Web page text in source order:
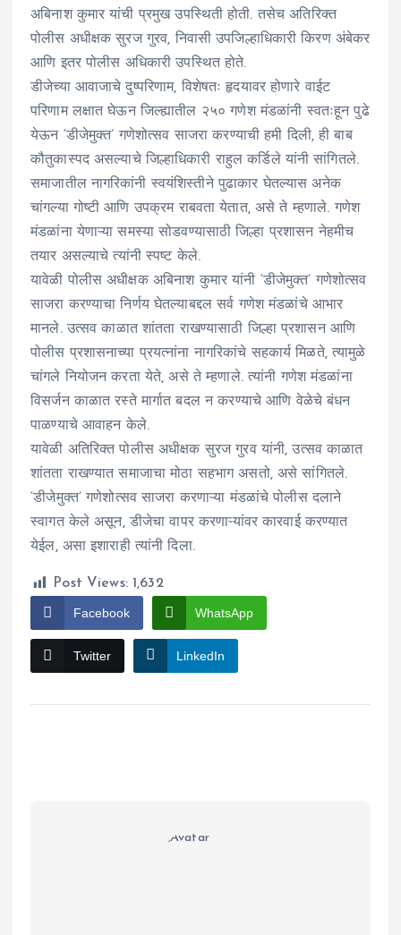
अबिनाश कुमार यांची प्रमुख उपस्थिती होती. तसेच अतिरिक्त
पोलीस अधीक्षक सुरज गुरव, निवासी उपजिल्हाधिकारी किरण अंबेकर
आणि इतर पोलीस अधिकारी उपस्थित होते.
डीजेच्या आवाजाचे दुष्परिणाम, विशेषतः हृदयावर होणारे वाईट
परिणाम लक्षात घेऊन जिल्ह्यातील २५० गणेश मंडळांनी स्वतःहून पुढे
येऊन ‘डीजेमुक्त’ गणेशोत्सव साजरा करण्याची हमी दिली, ही बाब
कौतुकास्पद असल्याचे जिल्हाधिकारी राहुल कर्डिले यांनी सांगितले.
समाजातील नागरिकांनी स्वयंशिस्तीने पुढाकार घेतल्यास अनेक
चांगल्या गोष्टी आणि उपक्रम राबवता येतात, असे ते म्हणाले. गणेश
मंडळांना येणाऱ्या समस्या सोडवण्यासाठी जिल्हा प्रशासन नेहमीच
तयार असल्याचे त्यांनी स्पष्ट केले.
यावेळी पोलीस अधीक्षक अबिनाश कुमार यांनी ‘डीजेमुक्त’ गणेशोत्सव
साजरा करण्याचा निर्णय घेतल्याबद्दल सर्व गणेश मंडळांचे आभार
मानले. उत्सव काळात शांतता राखण्यासाठी जिल्हा प्रशासन आणि
पोलीस प्रशासनाच्या प्रयत्नांना नागरिकांचे सहकार्य मिळते, त्यामुळे
चांगले नियोजन करता येते, असे ते म्हणाले. त्यांनी गणेश मंडळांना
विसर्जन काळात रस्ते मार्गात बदल न करण्याचे आणि वेळेचे बंधन
पाळण्याचे आवाहन केले.
यावेळी अतिरिक्त पोलीस अधीक्षक सुरज गुरव यांनी, उत्सव काळात
शांतता राखण्यात समाजाचा मोठा सहभाग असतो, असे सांगितले.
‘डीजेमुक्त’ गणेशोत्सव साजरा करणाऱ्या मंडळांचे पोलीस दलाने
स्वागत केले असून, डीजेचा वापर करणाऱ्यांवर कारवाई करण्यात
येईल, असा इशाराही त्यांनी दिला.
Post Views: 1,632
Facebook WhatsApp
Twitter LinkedIn